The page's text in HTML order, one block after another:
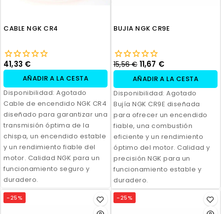
CABLE NGK CR4
41,33 €
AÑADIR A LA CESTA
Disponibilidad: Agotado
Cable de encendido NGK CR4
diseñado para garantizar una
transmisión óptima de la
chispa, un encendido estable
y un rendimiento fiable del
motor. Calidad NGK para un
funcionamiento seguro y
duradero.
BUJIA NGK CR9E
15,56 € 11,67 €
AÑADIR A LA CESTA
Disponibilidad: Agotado
Bujía NGK CR9E diseñada
para ofrecer un encendido
fiable, una combustión
eficiente y un rendimiento
óptimo del motor. Calidad y
precisión NGK para un
funcionamiento estable y
duradero.
-25% -25%